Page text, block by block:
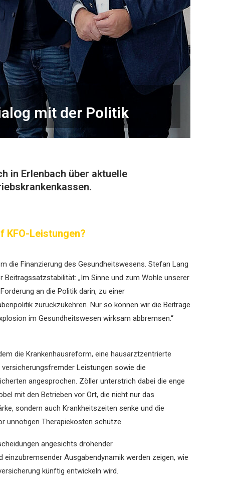
mit der Politik
in Erlenbach über aktuelle
KFO-Leistungen?
die Finanzierung des Gesundheitswesens. Stefan Lang
Beitragssatzstabilität: „Im Sinne und zum Wohle unserer
an die Politik darin, zu einer
zurückzukehren. Nur so können wir die Beiträge
im Gesundheitswesen wirksam abbremsen.“
die Krankenhausreform, eine hausarztzentrierte
Leistungen sowie die
angesprochen. Zöller unterstrich dabei die enge
mit den Betrieben vor Ort, die nicht nur das
sondern auch Krankheitszeiten senke und die
unnötigen Therapiekosten schütze.
angesichts drohender
einzubremsender Ausgabendynamik werden zeigen, wie
künftig entwickeln wird.